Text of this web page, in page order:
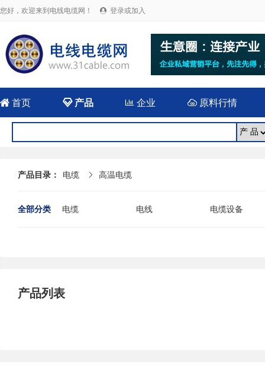
您好，欢迎来到电线电缆网！  登录或加入
 首页 产品  企业 原料行情
产品目录： 电缆  高温电缆
全部分类 电缆 电线
电缆设备
产品列表